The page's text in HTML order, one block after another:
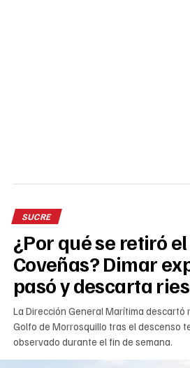
SUCRE
¿Por qué se retiró
Coveñas? Dimar
pasó y descarta
La Dirección General Marítima descartó
Golfo de Morrosquillo tras el descenso
observado durante el fin de semana.